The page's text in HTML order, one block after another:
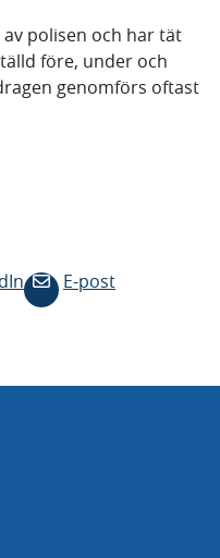
polisen och har tät
före, under och
genomförs oftast
E-post